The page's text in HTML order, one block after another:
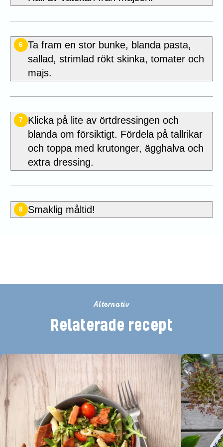
6
Ta fram en stor bunke, blanda pasta,
sallad, strimlad rökt skinka, tomater och
majs.
7
Klicka på lite av örtdressingen och
blanda om försiktigt. Fördela på tallrikar
och toppa med krutonger, ägghalva och
extra dressing.
8 Smaklig måltid!
Alternativ
Relaterade recept